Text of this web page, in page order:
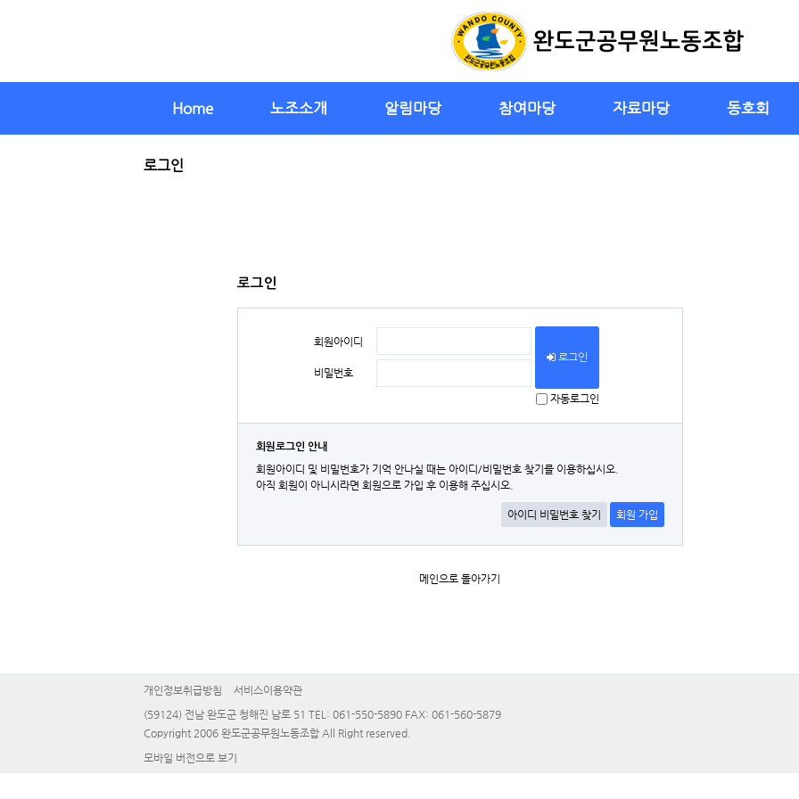
Home 노조소개 알림마당 참여마당 자료마당 동호회
로그인
로그인
회원아이디
비밀번호
로그인
자동로그인
회원로그인 안내
회원아이디 및 비밀번호가 기억 안나실 때는 아이디/비밀번호 찾기를 이용하십시오.
아직 회원이 아니시라면 회원으로 가입 후 이용해 주십시오.
아이디 비밀번호 찾기 회원 가입
메인으로 돌아가기
개인정보취급방침
서비스이용약관
(59124) 전남 완도군 청해진 남로 51 TEL: 061-550-5890 FAX: 061-560-5879
Copyright 2006 완도군공무원노동조합 All Right reserved.
모바일 버전으로 보기